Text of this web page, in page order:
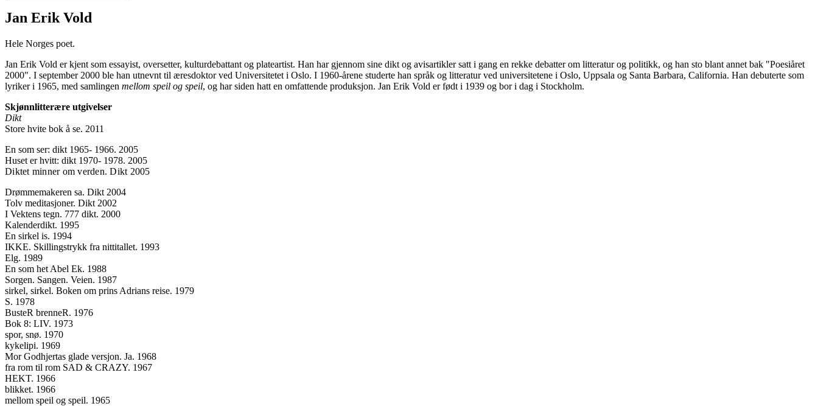
Jan Erik Vold
Hele Norges poet.
Jan Erik Vold er kjent som essayist, oversetter, kulturdebattant og plateartist. Han har gjennom sine dikt og avisartikler satt i gang en rekke debatter om litteratur og politikk, og han sto blant annet bak "Poesiåret
2000". I september 2000 ble han utnevnt til æresdoktor ved Universitetet i Oslo. I 1960-årene studerte han språk og litteratur ved universitetene i Oslo, Uppsala og Santa Barbara, California. Han debuterte som
lyriker i 1965, med samlingen mellom speil og speil, og har siden hatt en omfattende produksjon. Jan Erik Vold er født i 1939 og bor i dag i Stockholm.
Skjønnlitterære utgivelser
Dikt
Store hvite bok å se. 2011
En som ser: dikt 1965- 1966. 2005
Huset er hvitt: dikt 1970- 1978. 2005
Diktet minner om verden. Dikt 2005
Drømmemakeren sa. Dikt 2004
Tolv meditasjoner. Dikt 2002
I Vektens tegn. 777 dikt. 2000
Kalenderdikt. 1995
En sirkel is. 1994
IKKE. Skillingstrykk fra nittitallet. 1993
Elg. 1989
En som het Abel Ek. 1988
Sorgen. Sangen. Veien. 1987
sirkel, sirkel. Boken om prins Adrians reise. 1979
S. 1978
BusteR brenneR. 1976
Bok 8: LIV. 1973
spor, snø. 1970
kykelipi. 1969
Mor Godhjertas glade versjon. Ja. 1968
fra rom til rom SAD & CRAZY. 1967
HEKT. 1966
blikket. 1966
mellom speil og speil. 1965